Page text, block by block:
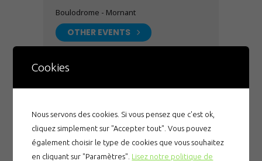
Boulodrome - Mornant
OTHER EVENTS
Leave a comment
Cookies
Nous servons des cookies. Si vous pensez que c'est ok,
cliquez simplement sur "Accepter tout". Vous pouvez
également choisir le type de cookies que vous souhaitez
en cliquant sur "Paramètres". Lisez notre politique de